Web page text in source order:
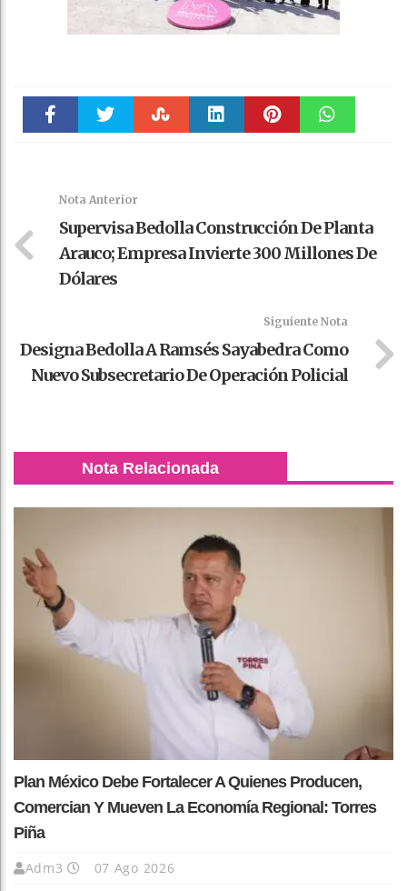
Nota Anterior
Supervisa Bedolla Construcción De Planta
Arauco; Empresa Invierte 300 Millones De
Dólares
Siguiente Nota
Designa Bedolla A Ramsés Sayabedra Como
Nuevo Subsecretario De Operación Policial
Nota Relacionada
Plan México Debe Fortalecer A Quienes Producen,
Comercian Y Mueven La Economía Regional: Torres
Piña
Adm3 07 Ago 2026